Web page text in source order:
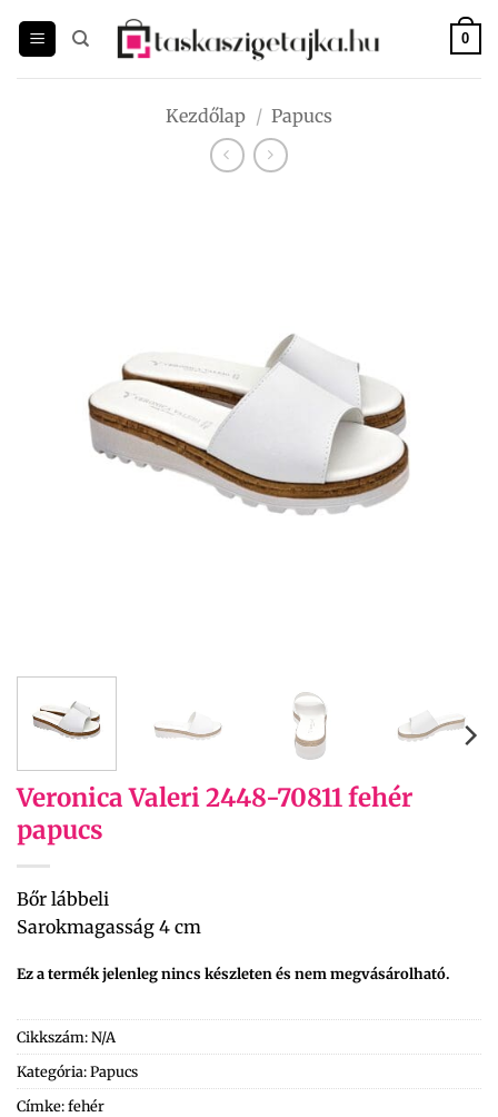
0
Kezdőlap / Papucs
Veronica Valeri 2448-70811 fehér
papucs
Bőr lábbeli
Sarokmagasság 4 cm
Ez a termék jelenleg nincs készleten és nem megvásárolható.
Cikkszám:N/A
Kategória:Papucs
Címke:fehér